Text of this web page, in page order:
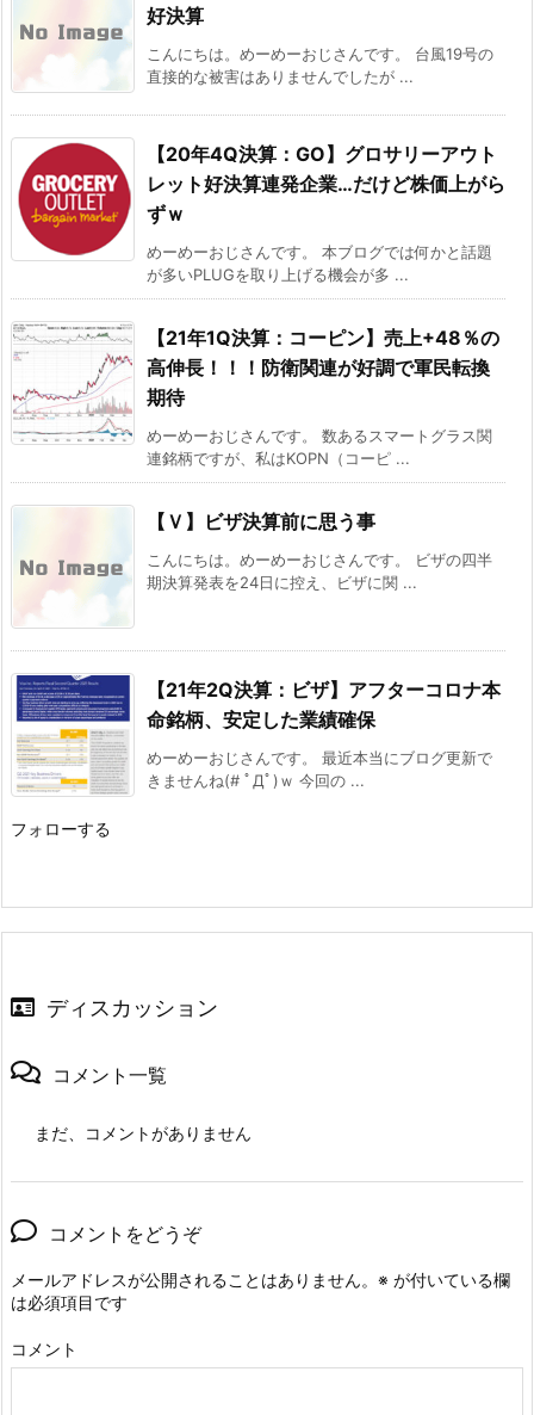
好決算
こんにちは。めーめーおじさんです。 台風19号の
直接的な被害はありませんでしたが ...
【20年4Q決算：GO】グロサリーアウト
レット好決算連発企業…だけど株価上がら
ずｗ
めーめーおじさんです。 本ブログでは何かと話題
が多いPLUGを取り上げる機会が多 ...
【21年1Q決算：コーピン】売上+48％の
高伸長！！！防衛関連が好調で軍民転換
期待
めーめーおじさんです。 数あるスマートグラス関
連銘柄ですが、私はKOPN（コーピ ...
【Ｖ】ビザ決算前に思う事
こんにちは。めーめーおじさんです。 ビザの四半
期決算発表を24日に控え、ビザに関 ...
【21年2Q決算：ビザ】アフターコロナ本
命銘柄、安定した業績確保
めーめーおじさんです。 最近本当にブログ更新で
きませんね(# ﾟДﾟ)ｗ 今回の ...
フォローする
ディスカッション
コメント一覧
まだ、コメントがありません
コメントをどうぞ
メールアドレスが公開されることはありません。 ※ が付いている欄
は必須項目です
コメント